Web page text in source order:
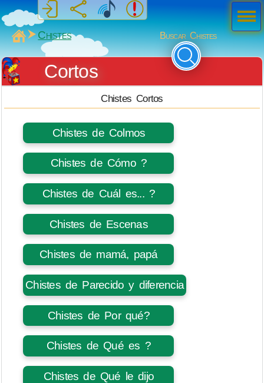
MiSabueso
Chistes Buscar Chistes
Cortos
Chistes Cortos
Chistes de Colmos
Chistes de Cómo ?
Chistes de Cuál es... ?
Chistes de Escenas
Chistes de mamá, papá
Chistes de Parecido y diferencia
Chistes de Por qué?
Chistes de Qué es ?
Chistes de Qué le dijo
Men
ú